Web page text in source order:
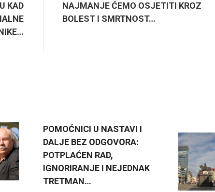
KAD
NAJMANJE ĆEMO OSJETITI KROZ
BOLEST I SMRTNOST…
POMOĆNICI U NASTAVI I
DALJE BEZ ODGOVORA:
POTPLAĆEN RAD,
IGNORIRANJE I NEJEDNAK
TRETMAN…